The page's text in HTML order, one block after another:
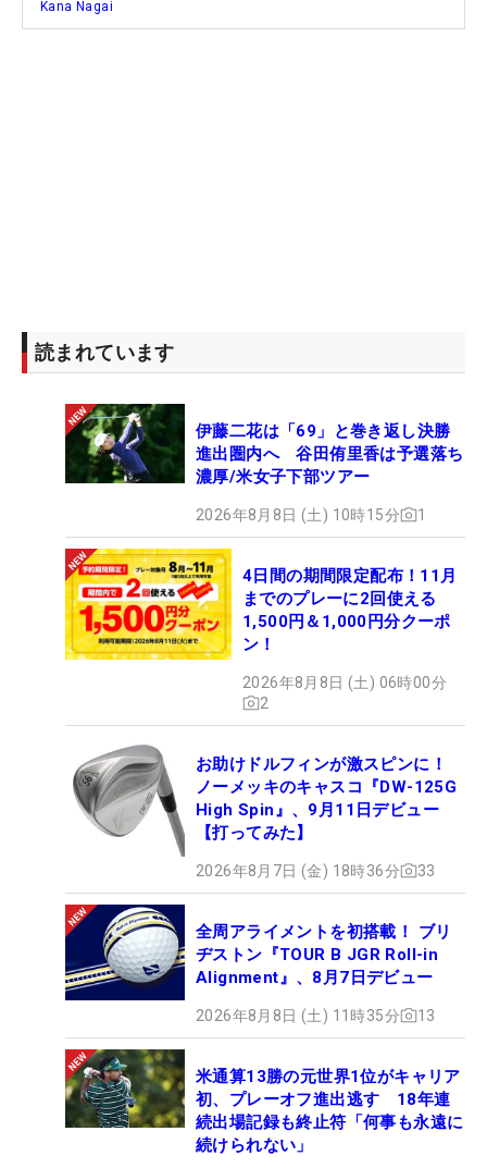
Kana Nagai
読まれています
伊藤二花は「69」と巻き返し決勝
進出圏内へ 谷田侑里香は予選落ち
濃厚/米女子下部ツアー
2026年8月8日 (土) 10時15分 1
4日間の期間限定配布！11月
までのプレーに2回使える
1,500円＆1,000円分クーポ
ン！
2026年8月8日 (土) 06時00分
2
お助けドルフィンが激スピンに！
ノーメッキのキャスコ『DW-125G
High Spin』、9月11日デビュー
【打ってみた】
2026年8月7日 (金) 18時36分 33
全周アライメントを初搭載！ ブリ
ヂストン『TOUR B JGR Roll-in
Alignment』、8月7日デビュー
2026年8月8日 (土) 11時35分 13
米通算13勝の元世界1位がキャリア
初、プレーオフ進出逃す 18年連
続出場記録も終止符「何事も永遠に
続けられない」